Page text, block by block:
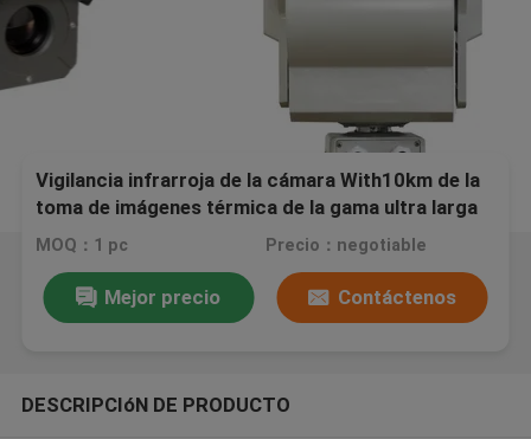
Vigilancia infrarroja de la cámara With10km de la
toma de imágenes térmica de la gama ultra larga
PTZ
MOQ：1 pc Precio：negotiable
Mejor precio Contáctenos
DESCRIPCIóN DE PRODUCTO